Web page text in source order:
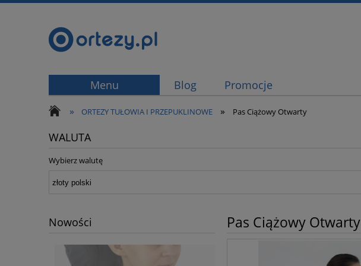
Menu Blog Promocje
» ORTEZY TUŁOWIA I PRZEPUKLINOWE » Pas Ciążowy Otwarty
WALUTA
Wybierz walutę
Nowości Pas Ciążowy Otwarty